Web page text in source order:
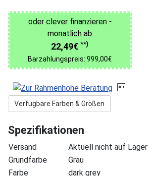
oder clever finanzieren -
monatlich ab
22,49€ **)
Barzahlungspreis: 999,00€

Verfügbare Farben & Größen
Spezifikationen
Versand
Aktuell nicht auf Lager
Grundfarbe
Grau
Farbe
dark grey